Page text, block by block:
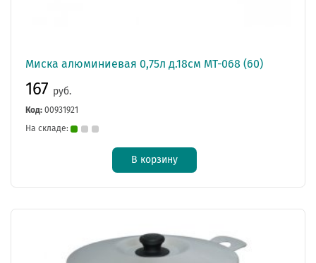
Миска алюминиевая 0,75л д.18см МТ-068 (60)
167 руб.
Код: 00931921
На складе:
В корзину